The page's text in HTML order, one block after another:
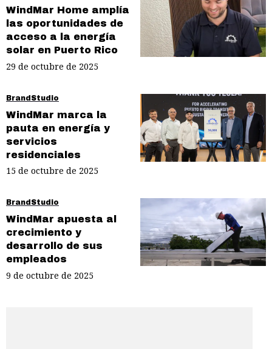
WindMar Home amplía
las oportunidades de
acceso a la energía
solar en Puerto Rico
29 de octubre de 2025
BrandStudio
WindMar marca la
pauta en energía y
servicios
residenciales
15 de octubre de 2025
BrandStudio
WindMar apuesta al
crecimiento y
desarrollo de sus
empleados
9 de octubre de 2025